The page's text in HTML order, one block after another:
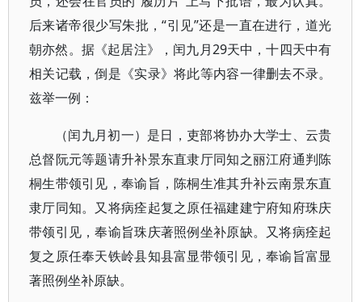
后来诸帝很少写朱批，“引见”还是一直在进行，道光
朝亦然。据《起居注》，闰九月29天中，十四天中有
相关记载，倒是《实录》将此等内容一律删去不录。
兹举一例：
（闰九月初一）是日，吏部将协办大学士、云贵
总督阮元等题请升补景东直隶厅同知之丽江府通判陈
桐生带领引见，奉谕旨，陈桐生准其升补云南景东直
隶厅同知。又将病痊起复之原任福建建宁府知府珠庆
带领引见，奉谕旨珠庆著照例坐补原缺。又将病痊起
复之原任奉天铁岭县知县富显带领引见，奉谕旨富显
著照例坐补原缺。